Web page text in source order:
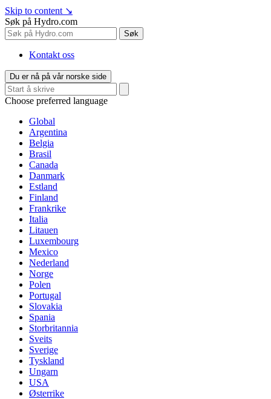
Skip to content ↘
Søk på Hydro.com
Søk
Kontakt oss
Du er nå på vår norske side
Choose preferred language
Global
Argentina
Belgia
Brasil
Canada
Danmark
Estland
Finland
Frankrike
Italia
Litauen
Luxembourg
Mexico
Nederland
Norge
Polen
Portugal
Slovakia
Spania
Storbritannia
Sveits
Sverige
Tyskland
Ungarn
USA
Østerrike